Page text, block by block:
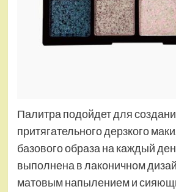
Палитра подойдет для
притягательного дерзкого
базового образа на каждый
выполнена в лаконичном
матовым напылением и